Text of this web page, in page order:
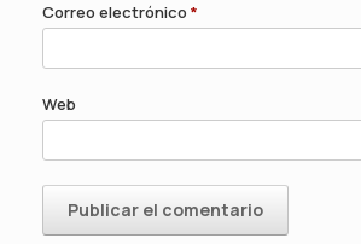
Correo electrónico *
Web